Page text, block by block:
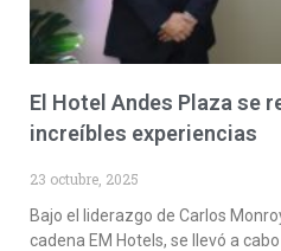
El Hotel Andes Plaza se
increíbles experiencias
23 octubre, 2025
Bajo el liderazgo de Carlos
cadena EM Hotels, se llevó a